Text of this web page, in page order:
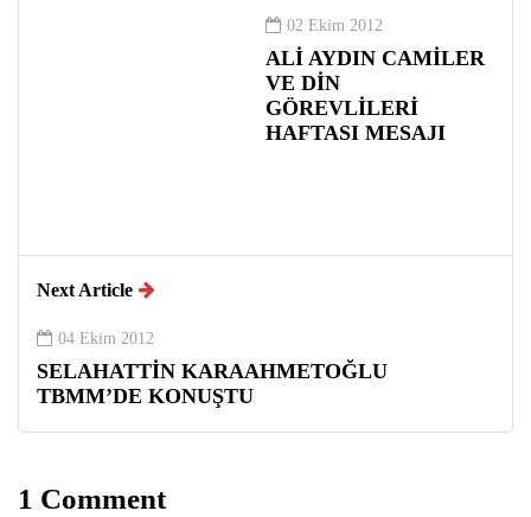
02 Ekim 2012
ALİ AYDIN CAMİLER
VE DİN
GÖREVLİLERİ
HAFTASI MESAJI
Next Article
04 Ekim 2012
SELAHATTİN KARAAHMETOĞLU
TBMM’DE KONUŞTU
1 Comment